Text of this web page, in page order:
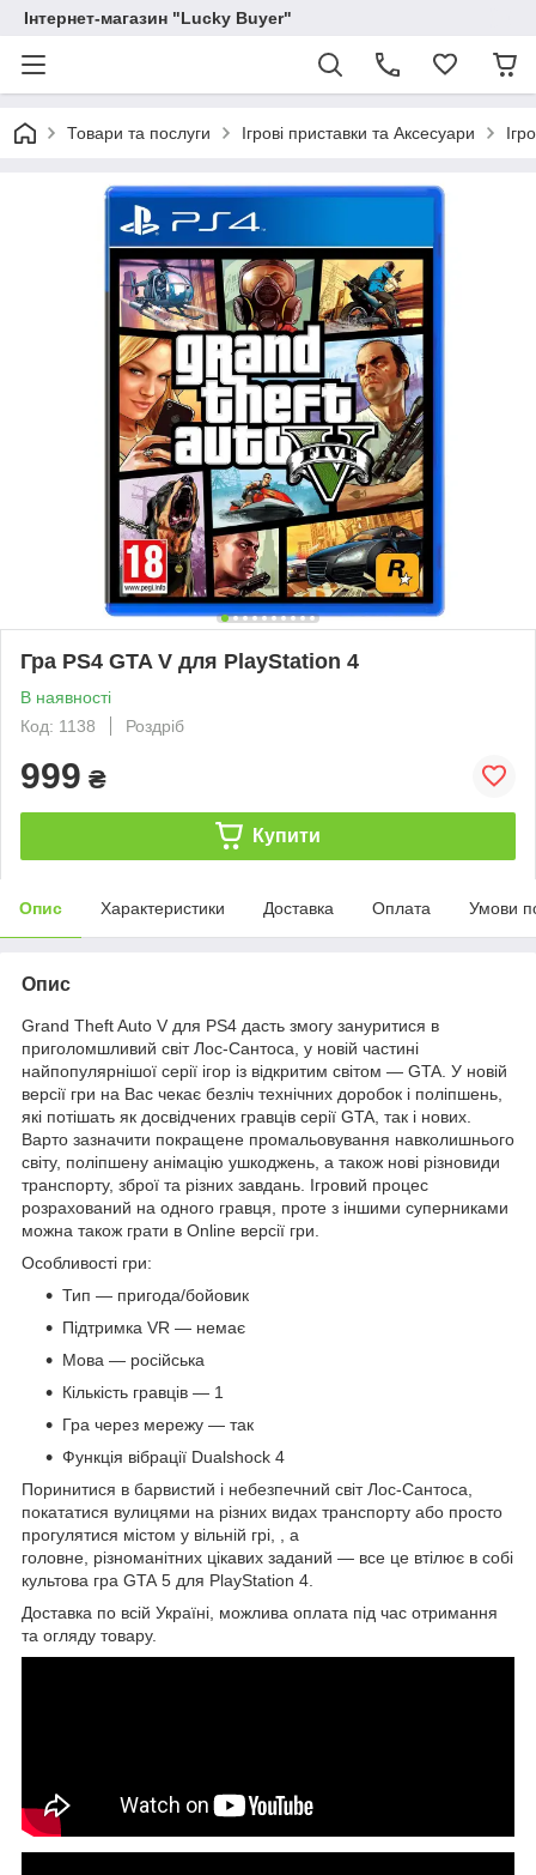
Інтернет-магазин "Lucky Buyer"
Товари та послуги Ігрові приставки та Аксесуари
Гра PS4 GTA V для PlayStation 4
В наявності
Код: 1138
Роздріб
999 ₴
Купити
Опис Характеристики Доставка Оплата Умови
Опис
Grand Theft Auto V для PS4 дасть змогу зануритися в
приголомшливий світ Лос-Сантоса, у новій частині
найпопулярнішої серії ігор із відкритим світом — GTA. У новій
версії гри на Вас чекає безліч технічних доробок і поліпшень,
які потішать як досвідчених гравців серії GTA, так і нових.
Варто зазначити покращене промальовування навколишнього
світу, поліпшену анімацію ушкоджень, а також нові різновиди
транспорту, зброї та різних завдань. Ігровий процес
розрахований на одного гравця, проте з іншими суперниками
можна також грати в Online версії гри.
Особливості гри:
Тип — пригода/бойовик
Підтримка VR — немає
Мова — російська
Кількість гравців — 1
Гра через мережу — так
Функція вібрації Dualshock 4
Поринитися в барвистий і небезпечний світ Лос-Сантоса,
покататися вулицями на різних видах транспорту або просто
прогулятися містом у вільній грі, , а
головне, різноманітних цікавих заданий — все це втілює в собі
культова гра GTA 5 для PlayStation 4.
Доставка по всій Україні, можлива оплата під час отримання
та огляду товару.